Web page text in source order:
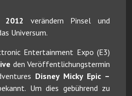
2012
verändern Pinsel und
Universum.
Entertainment Expo (E3)
den Veröffentlichungstermin
Disney Micky Epic –
Um dies gebührend zu